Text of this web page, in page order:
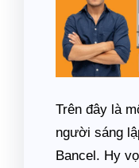
Trên đây là
người sáng
Bancel. Hy